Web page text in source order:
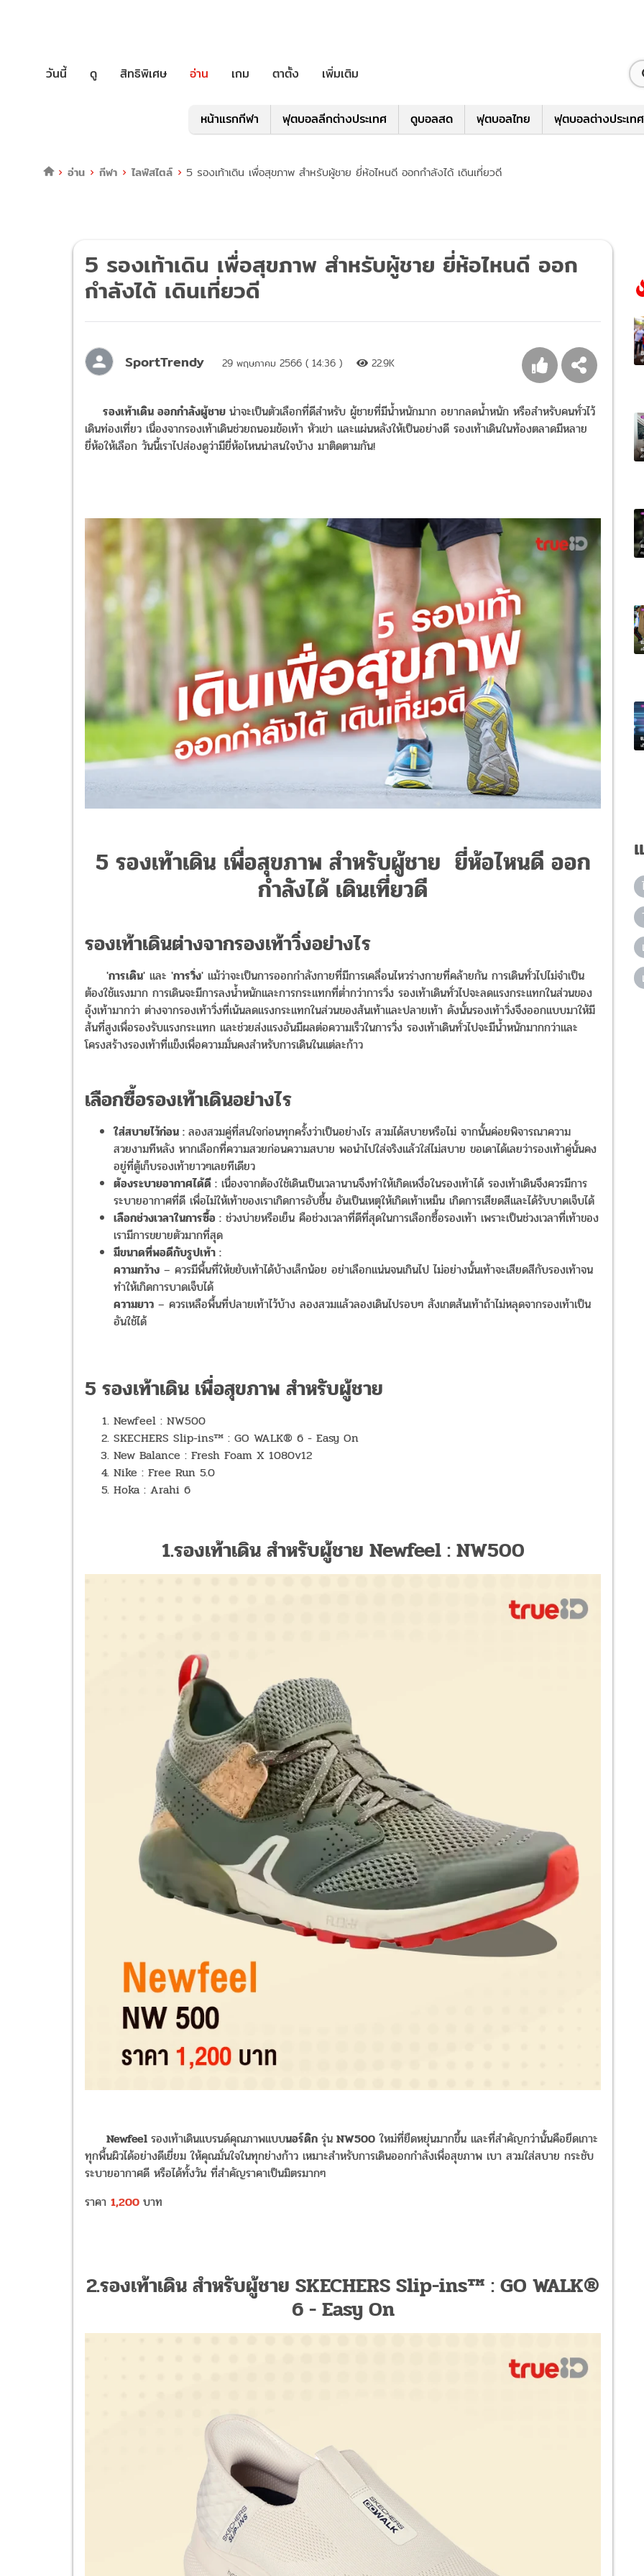
วันนี้ ดู สิทธิพิเศษ อ่าน เกม ตาตั้ง เพิ่มเติม
หน้าแรกกีฬา ฟุตบอลลีกต่างประเทศ ดูบอลสด ฟุตบอลไทย ฟุตบอลต่างประเทศ
อ่าน กีฬา ไลฟ์สไตล์ 5 รองเท้าเดิน เพื่อสุขภาพ สำหรับผู้ชาย ยี่ห้อไหนดี ออกกำลังได้ เดินเที่ยวดี
5 รองเท้าเดิน เพื่อสุขภาพ สำหรับผู้ชาย ยี่ห้อไหนดี ออก
กำลังได้ เดินเที่ยวดี
SportTrendy 29 พฤษภาคม 2566 ( 14:36 ) 22.9K
รองเท้าเดิน ออกกำลังผู้ชาย น่าจะเป็นตัวเลือกที่ดีสำหรับ ผู้ชายที่มีน้ำหนักมาก อยากลดน้ำหนัก หรือสำหรับคนทั่วไว้
เดินท่องเที่ยว เนื่องจากรองเท้าเดินช่วยถนอมข้อเท้า หัวเข่า และแผ่นหลังให้เป็นอย่างดี รองเท้าเดินในท้องตลาดมีหลาย
ยี่ห้อให้เลือก วันนี้เราไปส่องดูว่ามียี่ห้อไหนน่าสนใจบ้าง มาติดตามกัน!
5 รองเท้าเดิน เพื่อสุขภาพ สำหรับผู้ชาย ยี่ห้อไหนดี ออก
กำลังได้ เดินเที่ยวดี
รองเท้าเดินต่างจากรองเท้าวิ่งอย่างไร
'การเดิน' และ 'การวิ่ง' แม้ว่าจะเป็นการออกกำลังกายที่มีการเคลื่อนไหวร่างกายที่คล้ายกัน การเดินทั่วไปไม่จำเป็น
ต้องใช้แรงมาก การเดินจะมีการลงน้ำหนักและการกระแทกที่ต่ำกว่าการวิ่ง รองเท้าเดินทั่วไปจะลดแรงกระแทกในส่วนของ
อุ้งเท้ามากว่า ต่างจากรองเท้าวิ่งที่เน้นลดแรงกระแทกในส่วนของส้นเท้าและปลายเท้า ดังนั้นรองเท้าวิ่งจึงออกแบบมาให้มี
ส้นที่สูงเพื่อรองรับแรงกระแทก และช่วยส่งแรงอันมีผลต่อความเร็วในการวิ่ง รองเท้าเดินทั่วไปจะมีน้ำหนักมากกว่าและ
โครงสร้างรองเท้าที่แข็งเพื่อความมั่นคงสำหรับการเดินในแต่ละก้าว
เลือกซื้อรองเท้าเดินอย่างไร
ใส่สบายไว้ก่อน : ลองสวมคู่ที่สนใจก่อนทุกครั้งว่าเป็นอย่างไร สวมได้สบายหรือไม่ จากนั้นค่อยพิจารณาความ
สวยงามทีหลัง หากเลือกที่ความสวยก่อนความสบาย พอนำไปใส่จริงแล้วใส่ไม่สบาย ขอเดาได้เลยว่ารองเท้าคู่นั้นคง
อยู่ที่ตู้เก็บรองเท้ายาวๆเลยทีเดียว
ต้องระบายอากาศได้ดี : เนื่องจากต้องใช้เดินเป็นเวลานานจึงทำให้เกิดเหงื่อในรองเท้าได้ รองเท้าเดินจึงควรมีการ
ระบายอากาศที่ดี เพื่อไม่ให้เท้าของเราเกิดการอับชื้น อันเป็นเหตุให้เกิดเท้าเหม็น เกิดการเสียดสีและได้รับบาดเจ็บได้
เลือกช่วงเวลาในการซื้อ : ช่วงบ่ายหรือเย็น คือช่วงเวลาที่ดีที่สุดในการเลือกซื้อรองเท้า เพราะเป็นช่วงเวลาที่เท้าของ
เรามีการขยายตัวมากที่สุด
มีขนาดที่พอดีกับรูปเท้า :
ความกว้าง – ควรมีพื้นที่ให้ขยับเท้าได้บ้างเล็กน้อย อย่าเลือกแน่นจนเกินไป ไม่อย่างนั้นเท้าจะเสียดสีกับรองเท้าจน
ทำให้เกิดการบาดเจ็บได้
ความยาว – ควรเหลือพื้นที่ปลายเท้าไว้บ้าง ลองสวมแล้วลองเดินไปรอบๆ สังเกตส้นเท้าถ้าไม่หลุดจากรองเท้าเป็น
อันใช้ได้
5 รองเท้าเดิน เพื่อสุขภาพ สำหรับผู้ชาย
Newfeel : NW500
SKECHERS Slip-ins™ : GO WALK® 6 - Easy On
New Balance : Fresh Foam X 1080v12
Nike : Free Run 5.0
Hoka : Arahi 6
1.รองเท้าเดิน สำหรับผู้ชาย Newfeel : NW500
Newfeel รองเท้าเดินแบรนด์คุณภาพแบบนอร์ดิก รุ่น NW500 ใหม่ที่ยืดหยุ่นมากขึ้น และที่สำคัญกว่านั้นคือยึดเกาะ
ทุกพื้นผิวได้อย่างดีเยี่ยม ให้คุณมั่นใจในทุกย่างก้าว เหมาะสำหรับการเดินออกกำลังเพื่อสุขภาพ เบา สวมใส่สบาย กระชับ
ระบายอากาศดี หรือได้ทั้งวัน ที่สำคัญราคาเป็นมิตรมากๆ
ราคา 1,200 บาท
2.รองเท้าเดิน สำหรับผู้ชาย SKECHERS Slip-ins™ : GO WALK®
6 - Easy On